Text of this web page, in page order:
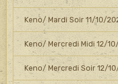
Keno/ Mardi Soir 11/10/
Keno/ Mercredi Midi 12/
Keno/ Mercredi Soir 12/